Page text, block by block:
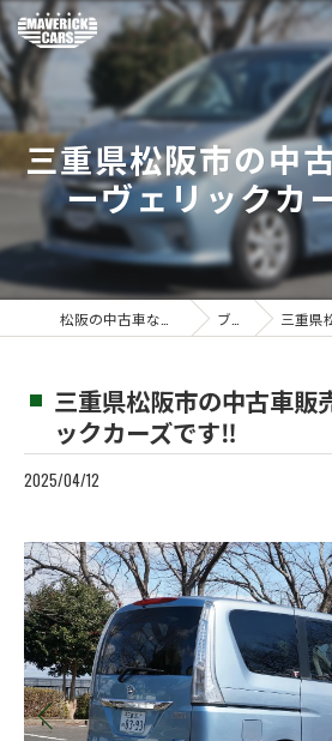
三重県松阪市の中
ーヴェリックカ
ブログ 三重県松阪
三重県松阪市の中古車販
ックカーズです‼️
2025/04/12